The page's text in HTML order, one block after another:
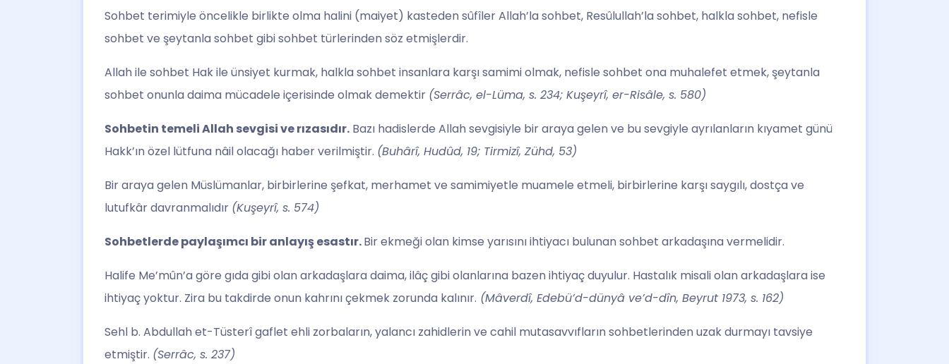
Sohbet terimiyle öncelikle birlikte olma halini (maiyet) kasteden sûfîler Allah’la sohbet, Resûlullah’la sohbet, halkla sohbet, nefisle
sohbet ve şeytanla sohbet gibi sohbet türlerinden söz etmişlerdir.
Allah ile sohbet Hak ile ünsiyet kurmak, halkla sohbet insanlara karşı samimi olmak, nefisle sohbet ona muhalefet etmek, şeytanla
sohbet onunla daima mücadele içerisinde olmak demektir (Serrâc, el-Lüma, s. 234; Kuşeyrî, er-Risâle, s. 580)
Sohbetin temeli Allah sevgisi ve rızasıdır. Bazı hadislerde Allah sevgisiyle bir araya gelen ve bu sevgiyle ayrılanların kıyamet günü
Hakk’ın özel lütfuna nâil olacağı haber verilmiştir. (Buhârî, Hudûd, 19; Tirmizî, Zühd, 53)
Bir araya gelen Müslümanlar, birbirlerine şefkat, merhamet ve samimiyetle muamele etmeli, birbirlerine karşı saygılı, dostça ve
lutufkâr davranmalıdır (Kuşeyrî, s. 574)
Sohbetlerde paylaşımcı bir anlayış esastır.Bir ekmeği olan kimse yarısını ihtiyacı bulunan sohbet arkadaşına vermelidir.
Halife Me’mûn’a göre gıda gibi olan arkadaşlara daima, ilâç gibi olanlarına bazen ihtiyaç duyulur. Hastalık misali olan arkadaşlara ise
ihtiyaç yoktur. Zira bu takdirde onun kahrını çekmek zorunda kalınır. (Mâverdî, Edebü’d-dünyâ ve’d-dîn, Beyrut 1973, s. 162)
Sehl b. Abdullah et-Tüsterî gaflet ehli zorbaların, yalancı zahidlerin ve cahil mutasavvıfların sohbetlerinden uzak durmayı tavsiye
etmiştir. (Serrâc, s. 237)